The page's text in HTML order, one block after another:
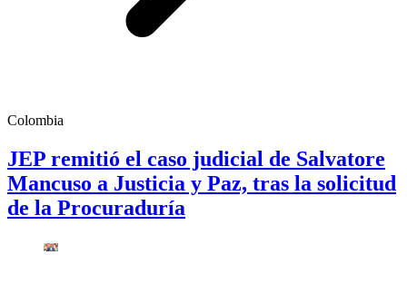
Colombia
JEP remitió el caso judicial de Salvatore
Mancuso a Justicia y Paz, tras la solicitud
de la Procuraduría